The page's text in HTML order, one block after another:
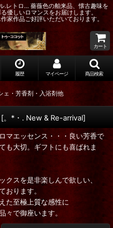
.レトロ… 薔薇色の舶来品、懐古趣味を
優しいロマンスをお届けします。
家作品ご好評いただいております。
カート
履歴 マイページ 商品検索
ェ・芳香剤・入浴剤他
[。*・. New & Re-arrival]
マエッセンス・・・良い芳香で
も大切。ギフトにも喜ばれま
クスを是非楽しんで欲しい、
おります。
た至極上質な感性に
々で御座います。